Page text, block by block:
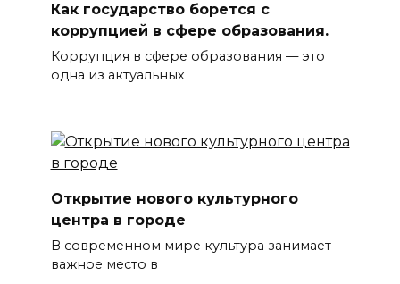
Как государство борется с
коррупцией в сфере образования.
Коррупция в сфере образования — это
одна из актуальных
Открытие нового культурного
центра в городе
В современном мире культура занимает
важное место в